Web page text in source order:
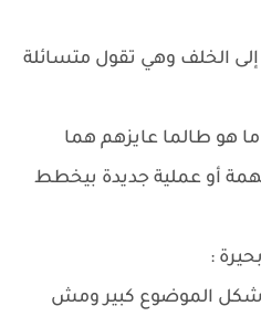
الخلف وهي تقول متسائلة
ما هو طالما عايزهم هما
أو عملية جديدة بيخطط
:
الموضوع كبير ومش